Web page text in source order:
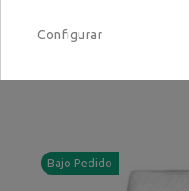
Te
Bajo Pedido
Configurar